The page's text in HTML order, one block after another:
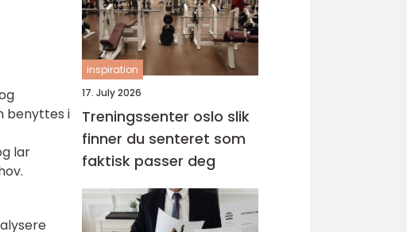
benyttes i
lar
inspiration
17. July 2026
Treningssenter oslo slik
finner du senteret som
faktisk passer deg